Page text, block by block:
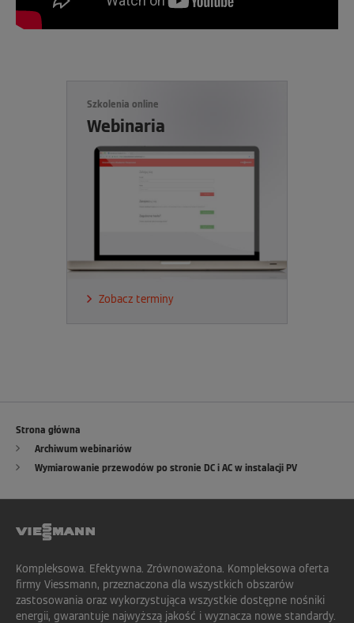
Szkolenia online
Webinaria
Zobacz terminy
Strona główna
Archiwum webinariów
Wymiarowanie przewodów po stronie DC i AC w instalacji PV
Kompleksowa. Efektywna. Zrównoważona. Kompleksowa oferta
firmy Viessmann, przeznaczona dla wszystkich obszarów
zastosowania oraz wykorzystująca wszystkie dostępne nośniki
energii, gwarantuje najwyższą jakość i wyznacza nowe standardy.